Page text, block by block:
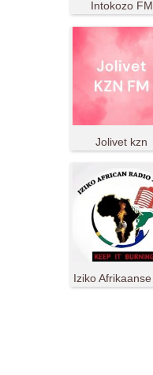
Intokozo FM
Jolivet kzn